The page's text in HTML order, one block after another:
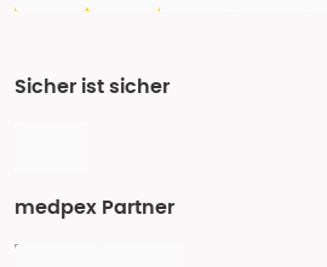
Sicher ist sicher
medpex Partner